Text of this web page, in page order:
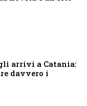
arrivi a Catania:
davvero i